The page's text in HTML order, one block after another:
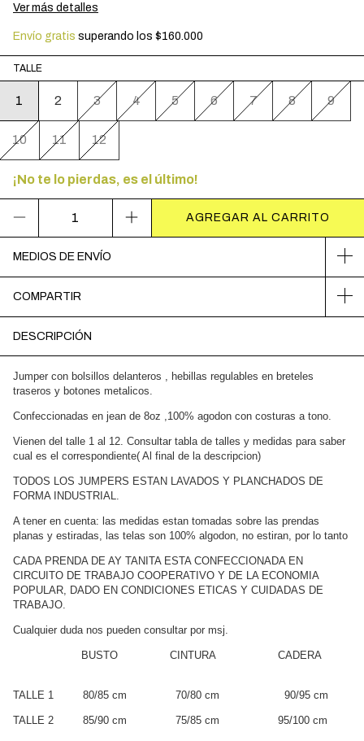
Ver más detalles
Envío gratis superando los $160.000
TALLE
1 2 3 4 5 6 7 8 9
10 11 12
¡No te lo pierdas, es el último!
MEDIOS DE ENVÍO
COMPARTIR
DESCRIPCIÓN
Jumper con bolsillos delanteros , hebillas regulables en breteles
traseros y botones metalicos.
Confeccionadas en jean de 8oz ,100% agodon con costuras a tono.
Vienen del talle 1 al 12. Consultar tabla de talles y medidas para saber
cual es el correspondiente( Al final de la descripcion)
TODOS LOS JUMPERS ESTAN LAVADOS Y PLANCHADOS DE
FORMA INDUSTRIAL.
A tener en cuenta: las medidas estan tomadas sobre las prendas
planas y estiradas, las telas son 100% algodon, no estiran, por lo tanto
CADA PRENDA DE AY TANITA ESTA CONFECCIONADA EN
CIRCUITO DE TRABAJO COOPERATIVO Y DE LA ECONOMIA
POPULAR, DADO EN CONDICIONES ETICAS Y CUIDADAS DE
TRABAJO.
Cualquier duda nos pueden consultar por msj.
BUSTO CINTURA CADERA
TALLE 1 80/85 cm 70/80 cm 90/95 cm
TALLE 2 85/90 cm 75/85 cm 95/100 cm